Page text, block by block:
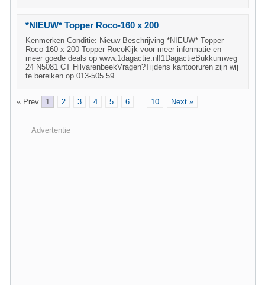
*NIEUW* Topper Roco-160 x 200
Kenmerken Conditie: Nieuw Beschrijving *NIEUW* Topper
Roco-160 x 200 Topper RocoKijk voor meer informatie en
meer goede deals op www.1dagactie.nl!1DagactieBukkumweg
24 N5081 CT HilvarenbeekVragen?Tijdens kantooruren zijn wij
te bereiken op 013-505 59
« Prev 1 2 3 4 5 6 ... 10 Next »
Advertentie